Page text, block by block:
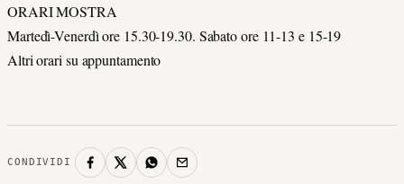
ORARI MOSTRA
Martedì-Venerdì ore 15.30-19.30. Sabato ore 11-13 e 15-19
Altri orari su appuntamento
CONDIVIDI